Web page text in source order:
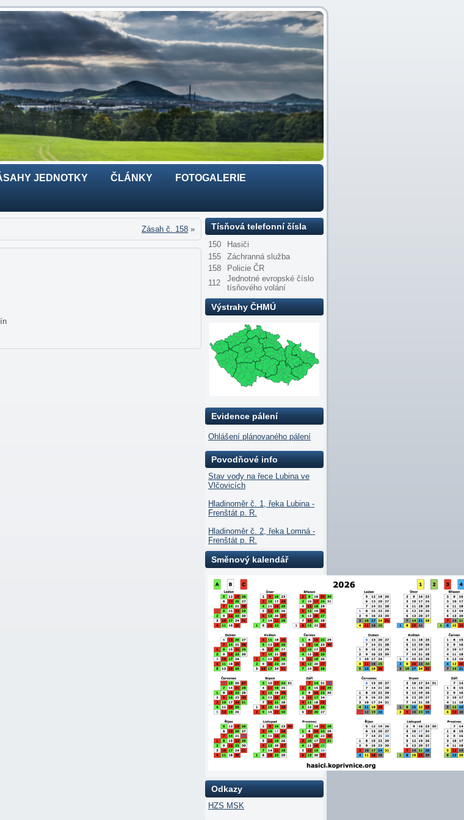
JEDNOTKY ČLÁNKY
FOTOGALERIE
Zásah č. 158 » Tísňová telefonní čísla
150
Hasiči
155
Záchranná služba
158
Policie ČR
112
Jednotné evropské číslo
tísňového volání
Výstrahy ČHMÚ
Evidence pálení
Ohlášení plánovaného pálení
Povodňové info
Stav vody na řece Lubina ve
Vlčovicích
Hladinoměr č. 1, řeka Lubina -
Frenštát p. R.
Hladinoměr č. 2, řeka Lomná -
Frenštát p. R.
Směnový kalendář
Odkazy
HZS MSK